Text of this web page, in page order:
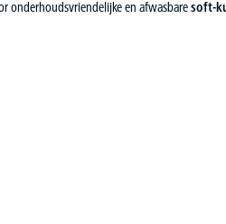
onderhoudsvriendelijke en afwasbaresoft-